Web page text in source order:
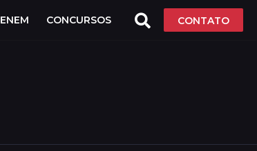
ENEM CONCURSOS CONTATO